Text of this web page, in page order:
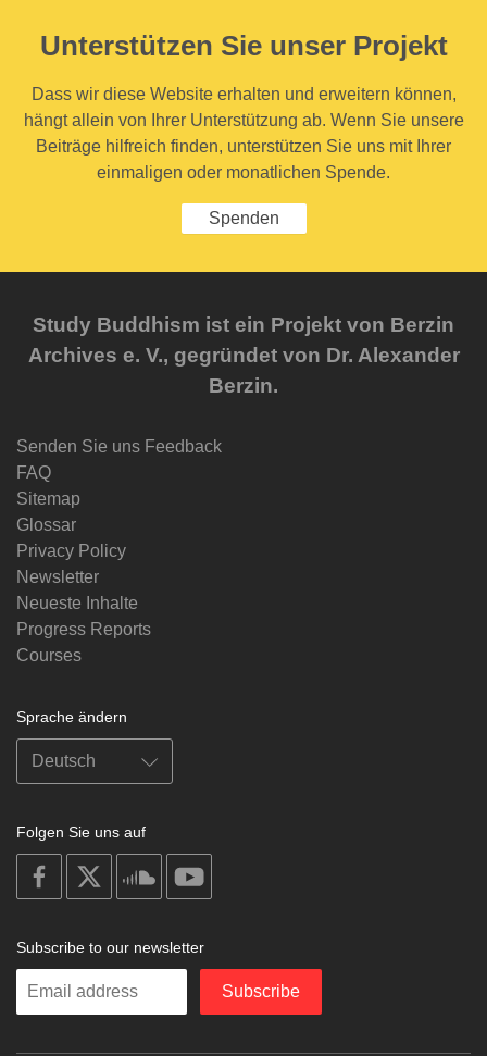
Unterstützen Sie unser Projekt
Dass wir diese Website erhalten und erweitern können,
hängt allein von Ihrer Unterstützung ab. Wenn Sie unsere
Beiträge hilfreich finden, unterstützen Sie uns mit Ihrer
einmaligen oder monatlichen Spende.
Spenden
Study Buddhism ist ein Projekt von Berzin
Archives e. V., gegründet von Dr. Alexander
Berzin.
Senden Sie uns Feedback
FAQ
Sitemap
Glossar
Privacy Policy
Newsletter
Neueste Inhalte
Progress Reports
Courses
Sprache ändern
Folgen Sie uns auf
on
facebook
soundcloud
Subscribe to our newsletter
Enter
Subscribe